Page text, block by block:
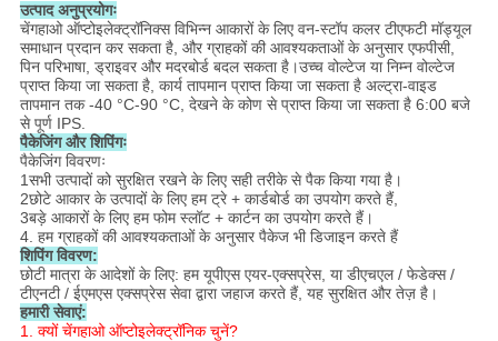
उत्पाद अनुप्रयोगः
चेंगहाओ ऑप्टोइलेक्ट्रॉनिक्स विभिन्न आकारों के लिए वन-स्टॉप कलर टीएफटी मॉड्यूल
समाधान प्रदान कर सकता है, और ग्राहकों की आवश्यकताओं के अनुसार एफपीसी,
पिन परिभाषा, ड्राइवर और मदरबोर्ड बदल सकता है।उच्च वोल्टेज या निम्न वोल्टेज
प्राप्त किया जा सकता है, कार्य तापमान प्राप्त किया जा सकता है अल्ट्रा-वाइड
तापमान तक -40 °C-90 °C, देखने के कोण से प्राप्त किया जा सकता है 6:00 बजे
से पूर्ण IPS.
पैकेजिंग और शिपिंगः
पैकेजिंग विवरणः
1सभी उत्पादों को सुरक्षित रखने के लिए सही तरीके से पैक किया गया है।
2छोटे आकार के उत्पादों के लिए हम ट्रे + कार्डबोर्ड का उपयोग करते हैं,
3बड़े आकारों के लिए हम फोम स्लॉट + कार्टन का उपयोग करते हैं।
4. हम ग्राहकों की आवश्यकताओं के अनुसार पैकेज भी डिजाइन करते हैं
शिपिंग विवरण:
छोटी मात्रा के आदेशों के लिए: हम यूपीएस एयर-एक्सप्रेस, या डीएचएल / फेडेक्स /
टीएनटी / ईएमएस एक्सप्रेस सेवा द्वारा जहाज करते हैं, यह सुरक्षित और तेज़ है।
हमारी सेवाएं:
1. क्यों चेंगहाओ ऑप्टोइलेक्ट्रॉनिक चुनें?